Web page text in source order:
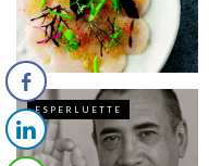
ESPERLUETTE